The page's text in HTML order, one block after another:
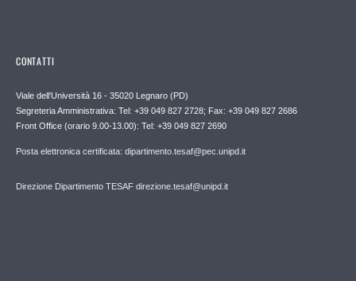
CONTATTI
Viale dell'Università 16 - 35020 Legnaro (PD)
Segreteria Amministrativa: Tel: +39 049 827 2728; Fax: +39 049 827 2686
Front Office (orario 9.00-13.00): Tel: +39 049 827 2690
Posta elettronica certificata: dipartimento.tesaf@pec.unipd.it
Direzione Dipartimento TESAF direzione.tesaf@unipd.it